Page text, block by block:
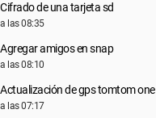
Cifrado de una tarjeta sd
a las 08:35
Agregar amigos en snap
a las 08:10
Actualización de gps tomtom one
a las 07:17